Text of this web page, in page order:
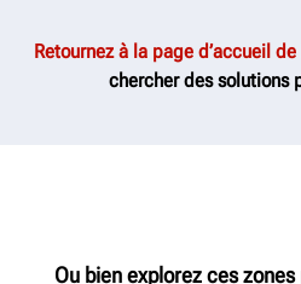
Retournez à la page d’accueil
chercher des solutions
Ou bien explorez ces